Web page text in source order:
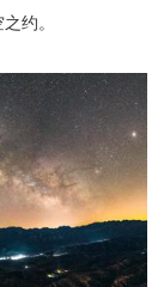
约。